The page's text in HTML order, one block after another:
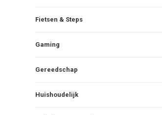
Fietsen & Steps
Gaming
Gereedschap
Huishoudelijk